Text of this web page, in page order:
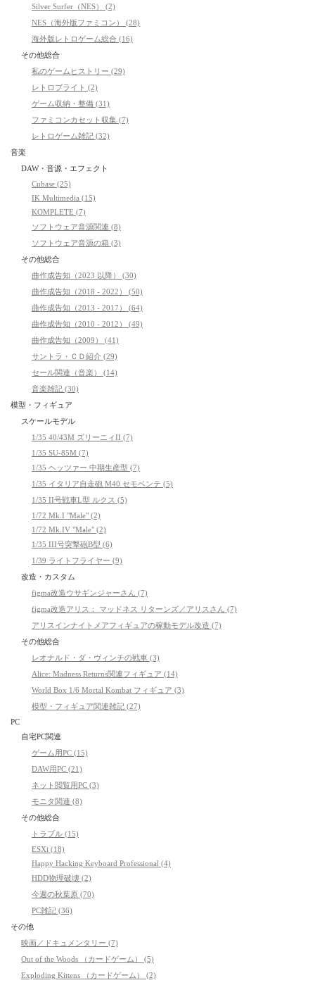
Silver Surfer（NES） (2)
NES（海外版ファミコン） (28)
海外版レトロゲーム総合 (16)
その他総合
私のゲームヒストリー (29)
レトロブライト (2)
ゲーム収納・整備 (31)
ファミコンカセット収集 (7)
レトロゲーム雑記 (32)
音楽
DAW・音源・エフェクト
Cubase (25)
IK Multimedia (15)
KOMPLETE (7)
ソフトウェア音源関連 (8)
ソフトウェア音源の箱 (3)
その他総合
曲作成告知（2023 以降） (30)
曲作成告知（2018 - 2022） (50)
曲作成告知（2013 - 2017） (64)
曲作成告知（2010 - 2012） (49)
曲作成告知（2009） (41)
サントラ・ＣＤ紹介 (29)
セール関連（音楽） (14)
音楽雑記 (30)
模型・フィギュア
スケールモデル
1/35 40/43M ズリーニィII (7)
1/35 SU-85M (7)
1/35 ヘッツァー 中期生産型 (7)
1/35 イタリア自走砲 M40 セモベンテ (5)
1/35 II号戦車L型 ルクス (5)
1/72 Mk.I "Male" (2)
1/72 Mk.IV "Male" (2)
1/35 III号突撃砲B型 (6)
1/39 ライトフライヤー (9)
改造・カスタム
figma改造ウサギンジャーさん (7)
figma改造アリス： マッドネス リターンズ／アリスさん (7)
アリスインナイトメアフィギュアの稼動モデル改造 (7)
その他総合
レオナルド・ダ・ヴィンチの戦車 (3)
Alice: Madness Returns関連フィギュア (14)
World Box 1/6 Mortal Kombat フィギュア (3)
模型・フィギュア関連雑記 (27)
PC
自宅PC関連
ゲーム用PC (15)
DAW用PC (21)
ネット閲覧用PC (3)
モニタ関連 (8)
その他総合
トラブル (15)
ESXi (18)
Happy Hacking Keyboard Professional (4)
HDD物理破壊 (2)
今週の秋葉原 (70)
PC雑記 (36)
その他
映画／ドキュメンタリー (7)
Out of the Woods （カードゲーム） (5)
Exploding Kittens （カードゲーム） (2)